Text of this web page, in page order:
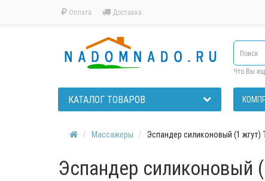
Оплата Доставка
Что Вы
КАТАЛОГ ТОВАРОВ
Массажеры Эспандер силиконовый (1 жгут)
Эспандер силиконовый